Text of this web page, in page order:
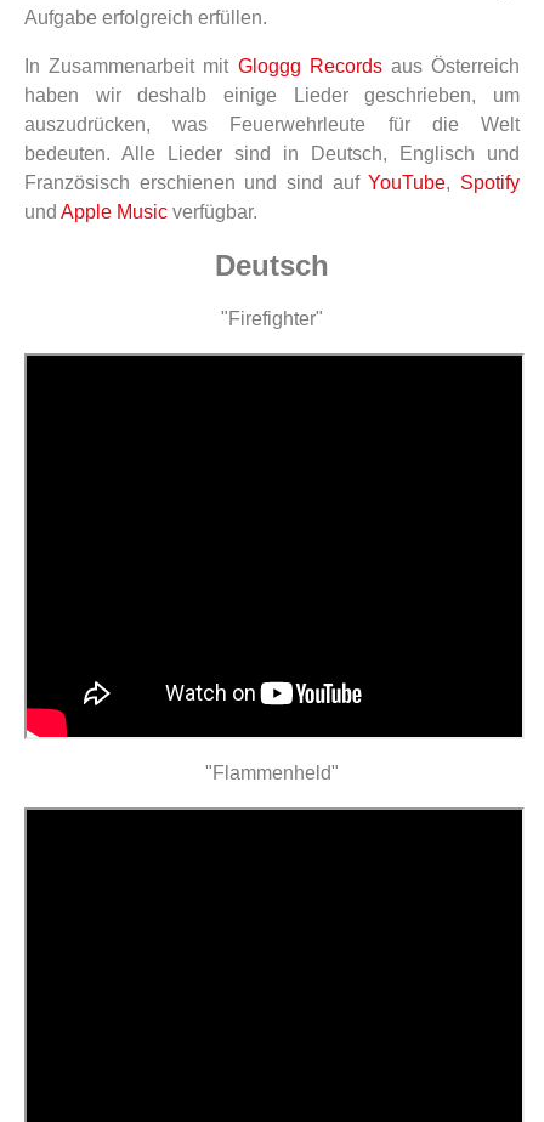
Aufgabe erfolgreich erfüllen.
In Zusammenarbeit mit Gloggg Recordsaus Österreich
haben wir deshalb einige Lieder geschrieben, um
auszudrücken, was Feuerwehrleute für die Welt
bedeuten. Alle Lieder sind in Deutsch, Englisch und
Französisch erschienen und sind aufYouTube, Spotify
und Apple Music verfügbar.
Deutsch
"Firefighter"
"Flammenheld"